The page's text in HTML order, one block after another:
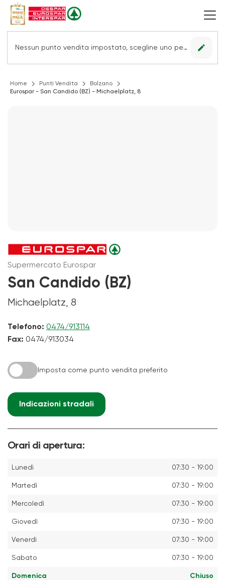
Nessun punto vendita impostato, scegline uno per vedere le offerte. edit
Home Punti Vendita
Bolzano
Eurospar - San Candido (BZ) - Michaelplatz, 8
Supermercato Eurospar
San Candido (BZ)
Michaelplatz, 8
Telefono: 0474/913114
Fax: 0474/913034
Imposta come punto vendita preferito
Indicazioni stradali
Orari di apertura:
Lunedì 07:30 - 19:00
Martedì 07:30 - 19:00
Mercoledì 07:30 - 19:00
Giovedì 07:30 - 19:00
Venerdì 07:30 - 19:00
Sabato 07:30 - 19:00
Domenica Chiuso